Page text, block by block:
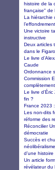
histoire de la
française" de
La hiérarchie
Une victoire
instructive
Deux articles
dans le
Le livre
Caude
Ordonnance
Commission
Le livre
fin ?
France 2023
Les non-dits
réforme des
Réconcilier
démocratie
Succès et
d’une histoire
Un article
révélateur du